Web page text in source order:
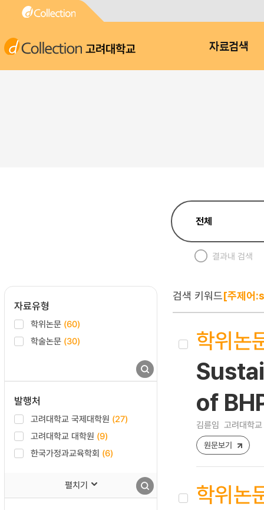
고려대학교 자료검색
결과내 검색
자료유형
학위논문 (60)
학술논문 (30)
발행처
고려대학교 국제대학원 (27)
고려대학교 대학원 (9)
한국가정과교육학회 (6)
펼치기
검색 키워드[주제
학위논
of
김륜임 고려대학
원문보기
학위논